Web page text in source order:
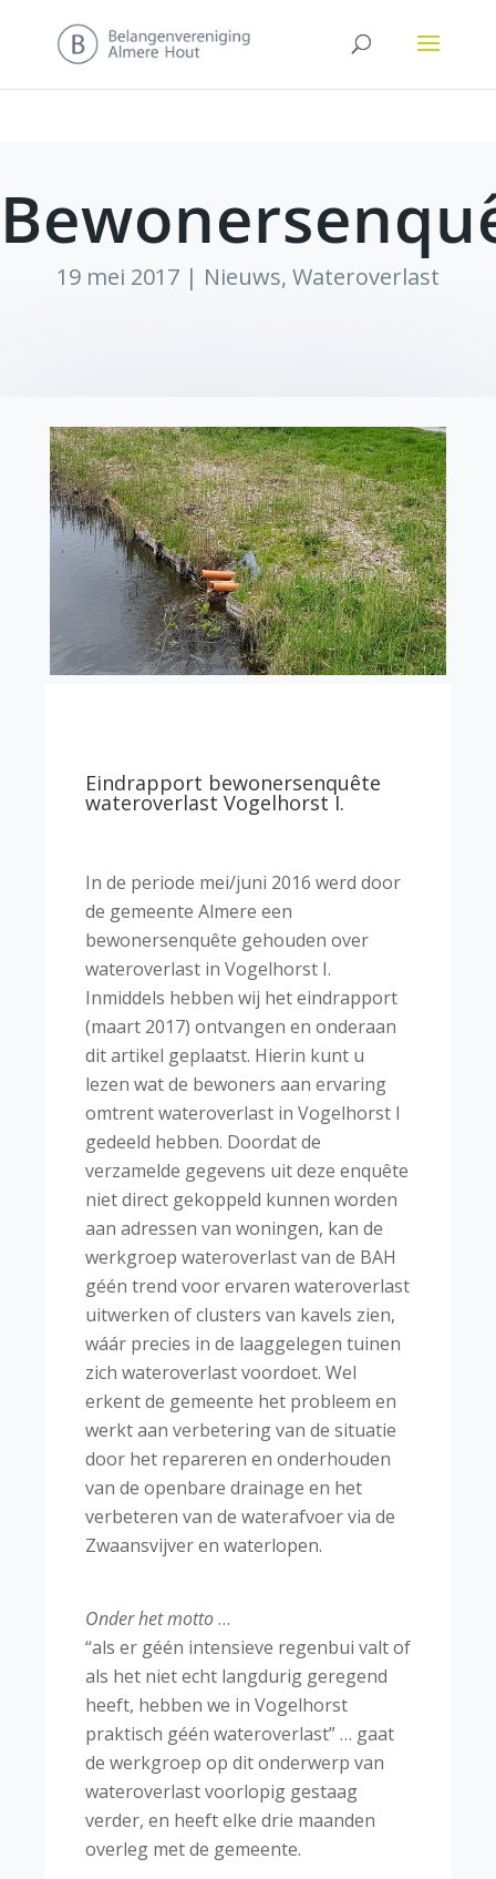
19 mei 2017 | Nieuws, Wateroverlast
Eindrapport bewonersenquête
wateroverlast Vogelhorst I.
In de periode mei/juni 2016 werd door
de gemeente Almere een
bewonersenquête gehouden over
wateroverlast in Vogelhorst I.
Inmiddels hebben wij het eindrapport
(maart 2017) ontvangen en onderaan
dit artikel geplaatst. Hierin kunt u
lezen wat de bewoners aan ervaring
omtrent wateroverlast in Vogelhorst I
gedeeld hebben. Doordat de
verzamelde gegevens uit deze enquête
niet direct gekoppeld kunnen worden
aan adressen van woningen, kan de
werkgroep wateroverlast van de BAH
géén trend voor ervaren wateroverlast
uitwerken of clusters van kavels zien,
wáár precies in de laaggelegen tuinen
zich wateroverlast voordoet. Wel
erkent de gemeente het probleem en
werkt aan verbetering van de situatie
door het repareren en onderhouden
van de openbare drainage en het
verbeteren van de waterafvoer via de
Zwaansvijver en waterlopen.
Onder het motto…
“als er géén intensieve regenbui valt of
als het niet echt langdurig geregend
heeft, hebben we in Vogelhorst
praktisch géén wateroverlast” … gaat
de werkgroep op dit onderwerp van
wateroverlast voorlopig gestaag
verder, en heeft elke drie maanden
overleg met de gemeente.